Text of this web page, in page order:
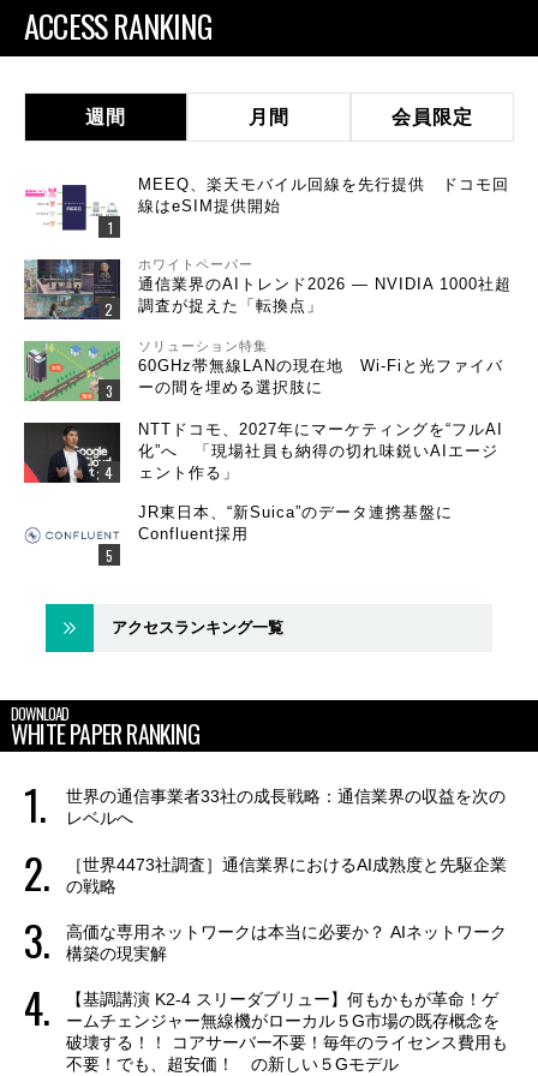
ACCESS RANKING
週間 月間 会員限定
MEEQ、楽天モバイル回線を先行提供 ドコモ回
線はeSIM提供開始
ホワイトペーパー
通信業界のAIトレンド2026 ― NVIDIA 1000社超
調査が捉えた「転換点」
ソリューション特集
60GHz帯無線LANの現在地 Wi-Fiと光ファイバ
ーの間を埋める選択肢に
NTTドコモ、2027年にマーケティングを“フルAI
化”へ 「現場社員も納得の切れ味鋭いAIエージ
ェント作る」
JR東日本、“新Suica”のデータ連携基盤に
Confluent採用
アクセスランキング一覧
DOWNLOAD
WHITE PAPER RANKING
世界の通信事業者33社の成長戦略：通信業界の収益を次の
レベルへ
［世界4473社調査］通信業界におけるAI成熟度と先駆企業
の戦略
高価な専用ネットワークは本当に必要か？ AIネットワーク
構築の現実解
【基調講演 K2-4 スリーダブリュー】何もかもが革命！ゲ
ームチェンジャー無線機がローカル５G市場の既存概念を
破壊する！！ コアサーバー不要！毎年のライセンス費用も
不要！でも、超安価！ の新しい５Gモデル